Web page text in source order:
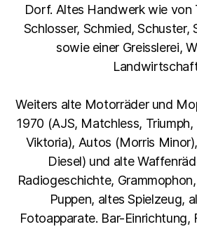
Dorf. Altes Handwerk wie von
Schlosser, Schmied, Schuster,
sowie einer Greisslerei,
Weiters alte Motorräder und
1970 (AJS, Matchless,
Viktoria), Autos (Morris
Diesel) und alte
Radiogeschichte,
Puppen, altes Spielzeug,
Fotoapparate. Bar-Einrichtung,